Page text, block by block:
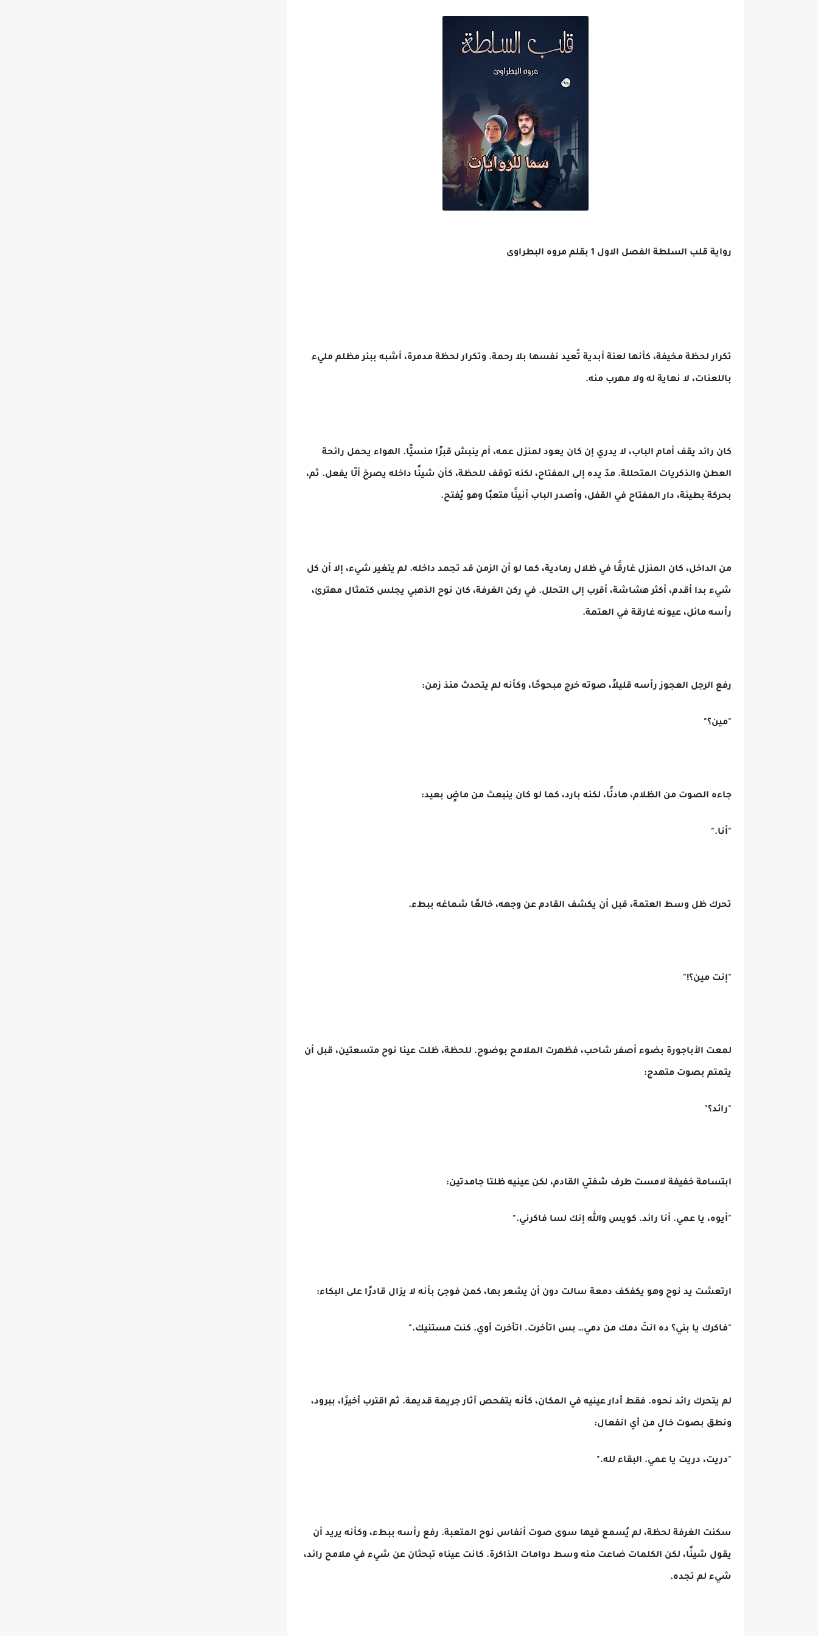
رواية قلب السلطة الفصل الاول 1 بقلم مروه البطراوى
تكرار لحظة مخيفة، كأنها لعنة أبدية تُعيد نفسها بلا رحمة. وتكرار لحظة مدمرة، أشبه ببئر مظلم مليء
باللعنات، لا نهاية له ولا مهرب منه.
كان رائد يقف أمام الباب، لا يدري إن كان يعود لمنزل عمه، أم ينبش قبرًا منسيًّا. الهواء يحمل رائحة
العطن والذكريات المتحللة. مدّ يده إلى المفتاح، لكنه توقف للحظة، كأن شيئًا داخله يصرخ ألّا يفعل. ثم،
بحركة بطيئة، دار المفتاح في القفل، وأصدر الباب أنينًا متعبًا وهو يُفتح.
من الداخل، كان المنزل غارقًا في ظلال رمادية، كما لو أن الزمن قد تجمد داخله. لم يتغير شيء، إلا أن كل
شيء بدا أقدم، أكثر هشاشة، أقرب إلى التحلل. في ركن الغرفة، كان نوح الذهبي يجلس كتمثال مهترئ،
رأسه مائل، عيونه غارقة في العتمة.
رفع الرجل العجوز رأسه قليلاً، صوته خرج مبحوحًا، وكأنه لم يتحدث منذ زمن:
"مين؟"
جاءه الصوت من الظلام، هادئًا، لكنه بارد، كما لو كان ينبعث من ماضٍ بعيد:
"أنا."
تحرك ظل وسط العتمة، قبل أن يكشف القادم عن وجهه، خالعًا شماغه ببطء.
"إنت مين؟!"
لمعت الأباجورة بضوء أصفر شاحب، فظهرت الملامح بوضوح. للحظة، ظلت عينا نوح متسعتين، قبل أن
يتمتم بصوت متهدج:
"رائد؟"
ابتسامة خفيفة لامست طرف شفتي القادم، لكن عينيه ظلتا جامدتين:
"أيوه، يا عمي. أنا رائد. كويس والله إنك لسا فاكرني."
ارتعشت يد نوح وهو يكفكف دمعة سالت دون أن يشعر بها، كمن فوجئ بأنه لا يزال قادرًا على البكاء:
"فاكرك يا بني؟ ده انتَ دمك من دمي… بس اتأخرت. اتأخرت أوي. كنت مستنيك."
لم يتحرك رائد نحوه. فقط أدار عينيه في المكان، كأنه يتفحص آثار جريمة قديمة. ثم اقترب أخيرًا، ببرود،
ونطق بصوت خالٍ من أي انفعال:
"دريت، دريت يا عمي. البقاء لله."
سكنت الغرفة لحظة، لم يُسمع فيها سوى صوت أنفاس نوح المتعبة. رفع رأسه ببطء، وكأنه يريد أن
يقول شيئًا، لكن الكلمات ضاعت منه وسط دوامات الذاكرة. كانت عيناه تبحثان عن شيء في ملامح رائد،
شيء لم تجده.